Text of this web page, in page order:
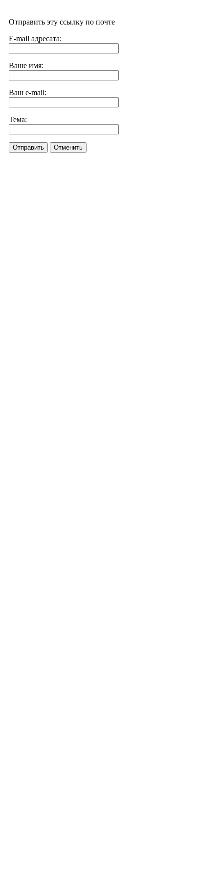
Отправить эту ссылку по почте
E-mail адресата:
Ваше имя:
Ваш e-mail:
Тема:
Отправить Отменить